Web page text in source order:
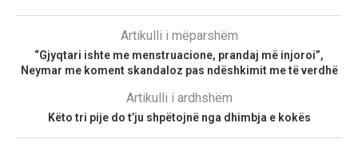
Artikulli i mëparshëm
“Gjyqtari ishte me menstruacione, prandaj më injoroi”,
Neymar me koment skandaloz pas ndëshkimit me të verdhë
Artikulli i ardhshëm
Këto tri pije do t’ju shpëtojnë nga dhimbja e kokës